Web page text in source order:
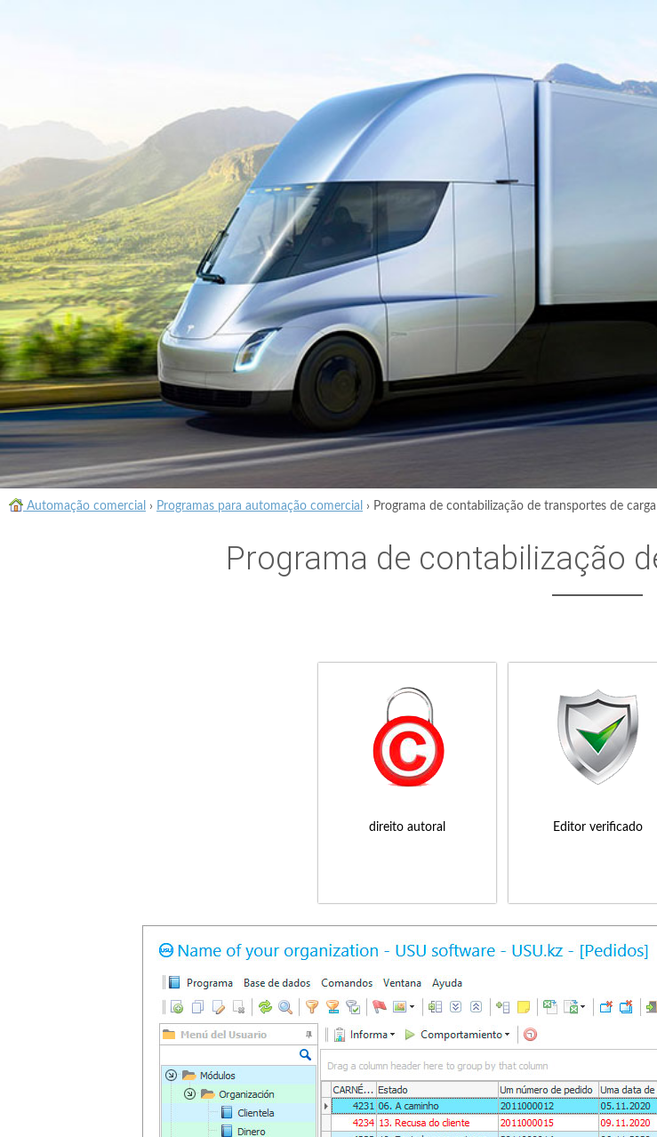
Automação comercial › Programas para automação comercial › Programa de contabilização de transportes de carga
Programa de contabilização
direito autoral Editor verificado